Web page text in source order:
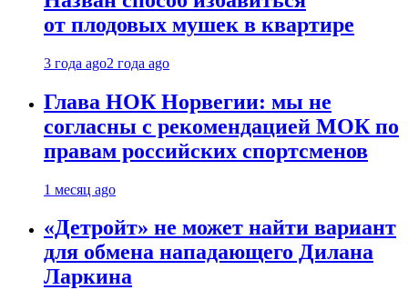
от плодовых мушек в квартире
3 года ago2 года ago
Глава НОК Норвегии: мы не
согласны с рекомендацией МОК по
правам российских спортсменов
1 месяц ago
«Детройт» не может найти вариант
для обмена нападающего Дилана
Ларкина